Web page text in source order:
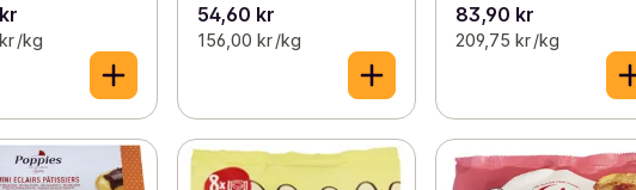
/kg
54,60 kr
156,00 kr /kg
83,90 kr
209,75 kr /kg